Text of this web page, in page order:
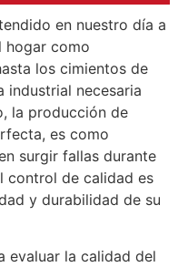
en nuestro día a
hogar como
los cimientos de
industrial necesaria
la producción de
es como
surgir fallas durante
control de calidad es
y durabilidad de su
evaluar la calidad del